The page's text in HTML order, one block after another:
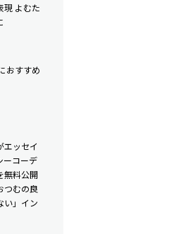
よむた
おすすめ
エッセイ
ーコーデ
無料公開
むの良
い」イン